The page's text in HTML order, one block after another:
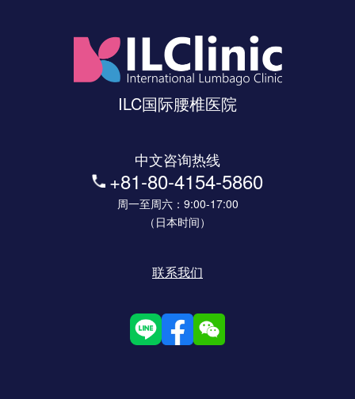
ILC国际腰椎医院
中文咨询热线
+81-80-4154-5860
周一至周六：9:00-17:00
（日本时间）
联系我们